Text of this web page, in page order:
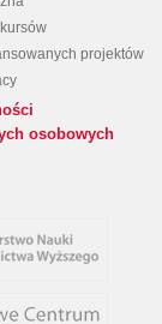
projektów
osobowych